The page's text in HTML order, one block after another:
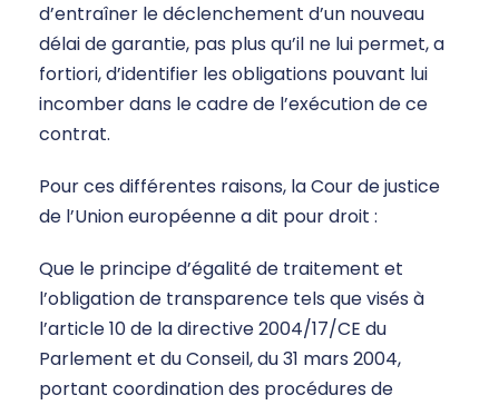
d’entraîner le déclenchement d’un nouveau
délai de garantie, pas plus qu’il ne lui permet, a
fortiori, d’identifier les obligations pouvant lui
incomber dans le cadre de l’exécution de ce
contrat.
Pour ces différentes raisons, la Cour de justice
de l’Union européenne a dit pour droit :
Que le principe d’égalité de traitement et
l’obligation de transparence tels que visés à
l’article 10 de la directive 2004/17/CE du
Parlement et du Conseil, du 31 mars 2004,
portant coordination des procédures de